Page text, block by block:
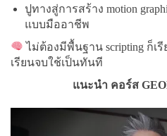
ปูทางสู่การสร้าง motion
แบบมืออาชีพ
ไม่ต้องมีพื้นฐาน scripting ก็เรี
เรียนจบใช้เป็นทันที
แนะนำ คอร์ส